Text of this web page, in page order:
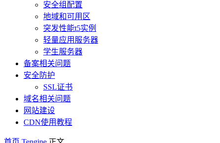
安全组配置
地域和可用区
突发性能t5实例
轻量应用服务器
学生服务器
备案相关问题
安全防护
SSL证书
域名相关问题
网站建设
CDN使用教程